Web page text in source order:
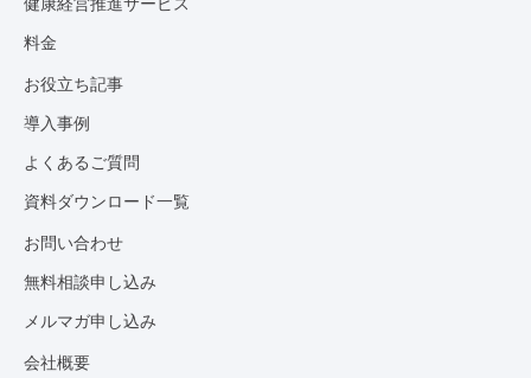
料金
お役立ち記事
導入事例
よくあるご質問
資料ダウンロード一覧
お問い合わせ
無料相談申し込み
メルマガ申し込み
会社概要